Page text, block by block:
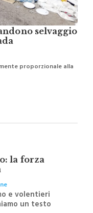
selvaggio
proporzionale alla
la forza
e volentieri
un testo